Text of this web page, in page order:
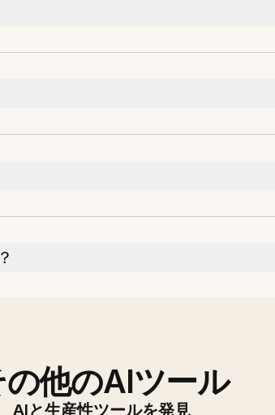
の他のAIツール
AIと生産性ツールを発見